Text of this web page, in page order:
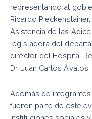
representando al
Ricardo
Asistencia de las
legisladora del
director del Hospital
Dr. Juan Carlos Ávalos.
Además de
fueron parte de este